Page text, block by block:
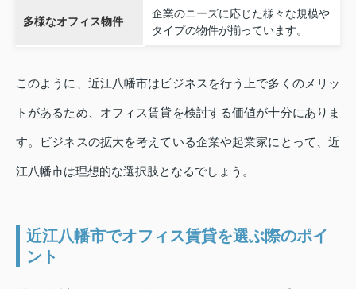
多様なオフィス物件
企業のニーズに応じた様々な規模や
タイプの物件が揃っています。
このように、近江八幡市はビジネスを行う上で多くのメリッ
トがあるため、オフィス賃貸を検討する価値が十分にありま
す。ビジネスの拡大を考えている企業や起業家にとって、近
江八幡市は理想的な選択肢となるでしょう。
近江八幡市でオフィス賃貸を選ぶ際のポイ
ント